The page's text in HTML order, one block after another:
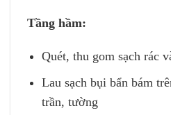
Tầng hầm:
Quét, thu gom sạch rác
Lau sạch bụi bẩn bám
trần, tường